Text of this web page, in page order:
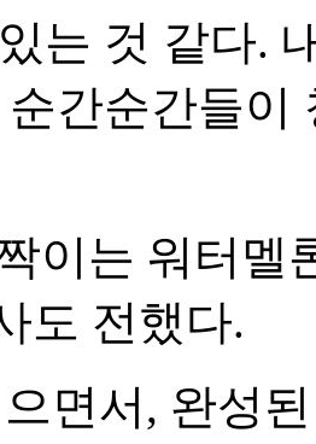
는 것 같다.
순간순간들
이는 워터멜
도 전했다.
면서, 완성